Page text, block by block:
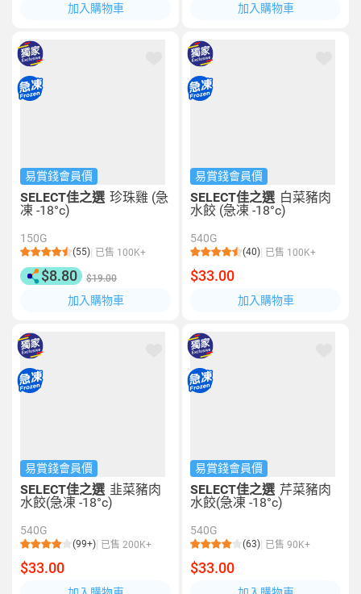
加入購物車 加入購物車
易賞錢會員價
SELECT佳之選 珍珠雞 (急
凍 -18°c)
150G
(55) 已售 100K+
$8.80 $19.00
加入購物車
易賞錢會員價
SELECT佳之選 白菜豬肉
水餃 (急凍 -18°c)
540G
(40) 已售 100K+
$33.00
加入購物車
易賞錢會員價
SELECT佳之選 韭菜豬肉
水餃(急凍 -18°c)
540G
(99+) 已售 200K+
$33.00
易賞錢會員價
SELECT佳之選 芹菜豬肉
水餃(急凍 -18°c)
540G
(63) 已售 90K+
$33.00